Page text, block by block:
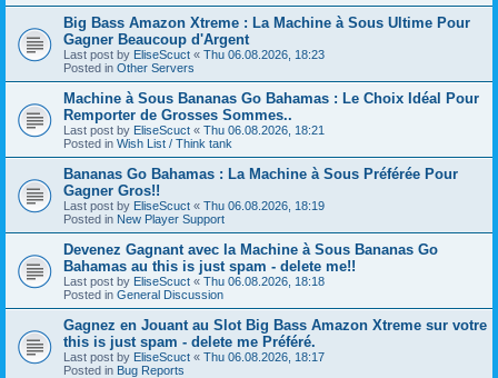
Big Bass Amazon Xtreme : La Machine à Sous Ultime Pour
Gagner Beaucoup d'Argent
Last post by EliseScuct « Thu 06.08.2026, 18:23
Posted in Other Servers
Machine à Sous Bananas Go Bahamas : Le Choix Idéal Pour
Remporter de Grosses Sommes..
Last post by EliseScuct « Thu 06.08.2026, 18:21
Posted in Wish List / Think tank
Bananas Go Bahamas : La Machine à Sous Préférée Pour
Gagner Gros!!
Last post by EliseScuct « Thu 06.08.2026, 18:19
Posted in New Player Support
Devenez Gagnant avec la Machine à Sous Bananas Go
Bahamas au this is just spam - delete me!!
Last post by EliseScuct « Thu 06.08.2026, 18:18
Posted in General Discussion
Gagnez en Jouant au Slot Big Bass Amazon Xtreme sur votre
this is just spam - delete me Préféré.
Last post by EliseScuct « Thu 06.08.2026, 18:17
Posted in Bug Reports